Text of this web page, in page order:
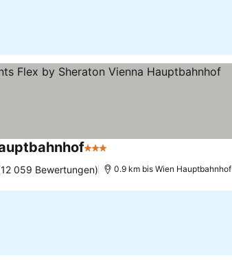
3 Sterne
059 Bewertungen) 0.9 km bis Wien Hauptbahnhof